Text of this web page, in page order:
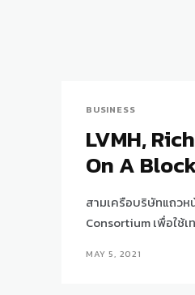
BUSINESS
LVMH,
On A
สามเครือบริษัทแถว
Consortium เพื่อใช้
MAY 5, 2021